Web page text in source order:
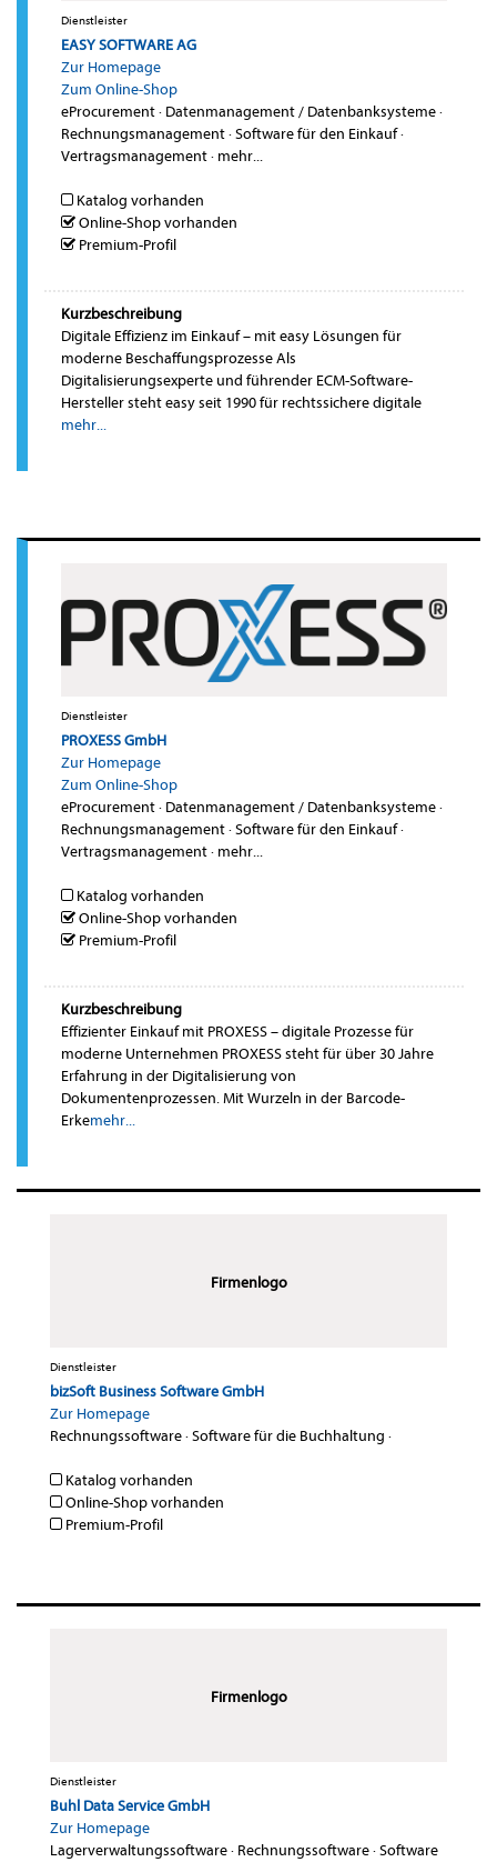
Dienstleister
EASY SOFTWARE AG
Zur Homepage
Zum Online-Shop
eProcurement· Datenmanagement / Datenbanksysteme·
Rechnungsmanagement·Software für den Einkauf·
Vertragsmanagement· mehr...
Katalog vorhanden
Online-Shop vorhanden
Premium-Profil
Kurzbeschreibung
Digitale Effizienz im Einkauf – mit easy Lösungen für
moderne Beschaffungsprozesse Als
Digitalisierungsexperte und führender ECM-Software-
Hersteller steht easy seit 1990 für rechtssichere digitale
mehr...
Dienstleister
PROXESS GmbH
Zur Homepage
Zum Online-Shop
eProcurement· Datenmanagement / Datenbanksysteme·
Rechnungsmanagement·Software für den Einkauf·
Vertragsmanagement· mehr...
Katalog vorhanden
Online-Shop vorhanden
Premium-Profil
Kurzbeschreibung
Effizienter Einkauf mit PROXESS – digitale Prozesse für
moderne Unternehmen PROXESS steht für über 30 Jahre
Erfahrung in der Digitalisierung von
Dokumentenprozessen. Mit Wurzeln in der Barcode-
Erkemehr...
Firmenlogo
Dienstleister
bizSoft Business Software GmbH
Zur Homepage
Rechnungssoftware·Software für die Buchhaltung ·
Katalog vorhanden
Online-Shop vorhanden
Premium-Profil
Firmenlogo
Dienstleister
Buhl Data Service GmbH
Zur Homepage
Lagerverwaltungssoftware· Rechnungssoftware·Software